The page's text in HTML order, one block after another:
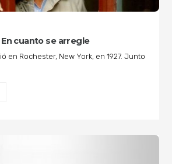
cuanto se arregle
en Rochester, New York, en 1927. Junto